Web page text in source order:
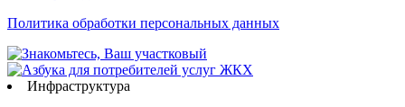
Политика обработки персональных данных
Инфраструктура